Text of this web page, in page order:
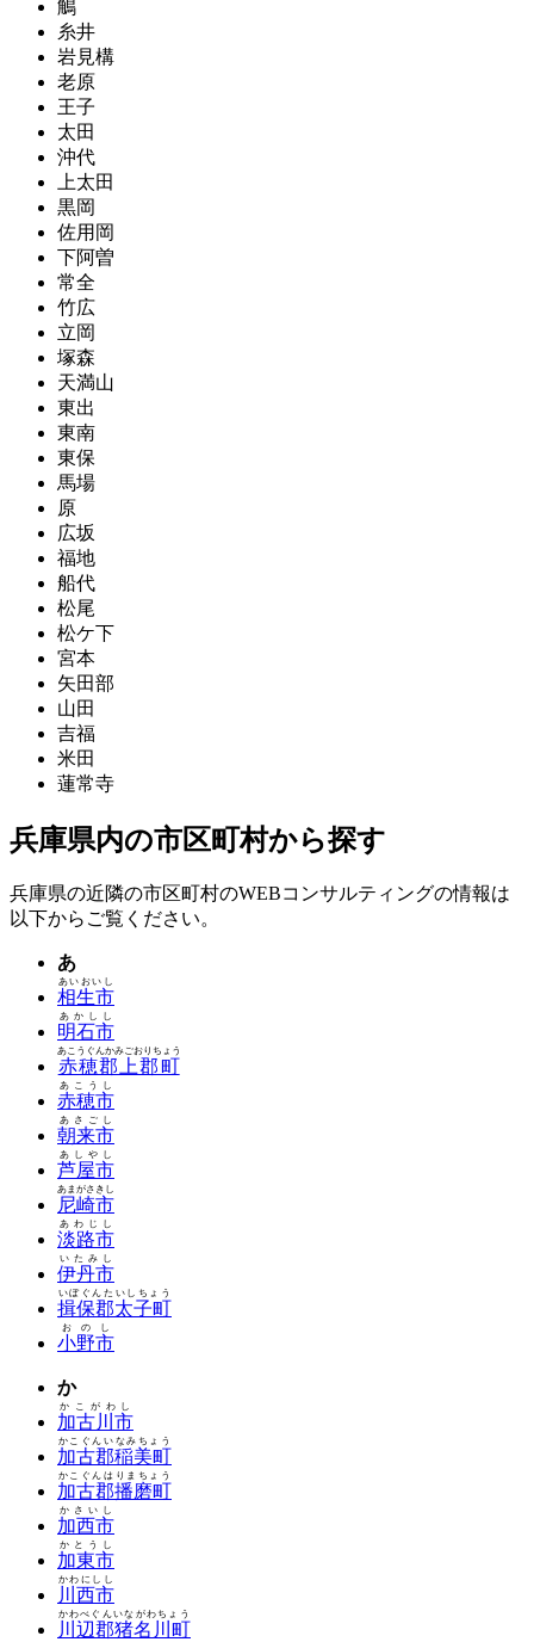
鵤
糸井
岩見構
老原
王子
太田
沖代
上太田
黒岡
佐用岡
下阿曽
常全
竹広
立岡
塚森
天満山
東出
東南
東保
馬場
原
広坂
福地
船代
松尾
松ケ下
宮本
矢田部
山田
吉福
米田
蓮常寺
兵庫県内の市区町村から探す
兵庫県の近隣の市区町村のWEBコンサルティングの情報は
以下からご覧ください。
あ
相生市
あいおいし
明石市
あかしし
赤穂郡上郡町
あこうぐんかみごおりちょう
赤穂市
あこうし
朝来市
あさごし
芦屋市
あしやし
尼崎市
あまがさきし
淡路市
あわじし
伊丹市
いたみし
揖保郡太子町
いぼぐんたいしちょう
小野市
おのし
か
加古川市
かこがわし
加古郡稲美町
かこぐんいなみちょう
加古郡播磨町
かこぐんはりまちょう
加西市
かさいし
加東市
かとうし
川西市
かわにしし
川辺郡猪名川町
かわべぐんいながわちょう